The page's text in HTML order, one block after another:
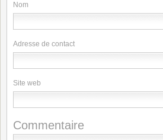
Nom
Adresse de contact
Site web
Commentaire